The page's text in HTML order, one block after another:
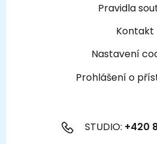
Pravidla
Kontakt
Nastavení
Prohlášení o
STUDIO: +420